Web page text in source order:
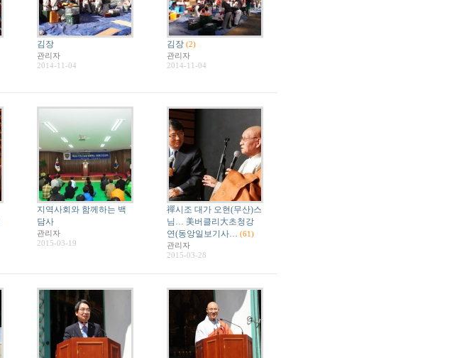
김장
관리자
2014-11-04
김장 (2)
관리자
2014-11-04
지역사회와 함께하는 백
담사
관리자
2015-03-19
禪시조 대가 오현(무산)스
님… 美버클리大초청강
연(동앙일보기사… (61)
관리자
2015-03-28